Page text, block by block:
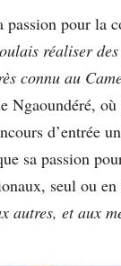
pour la
réaliser
connu au
Ngaoundéré,
d’entrée
sa passion
seul ou en
et aux